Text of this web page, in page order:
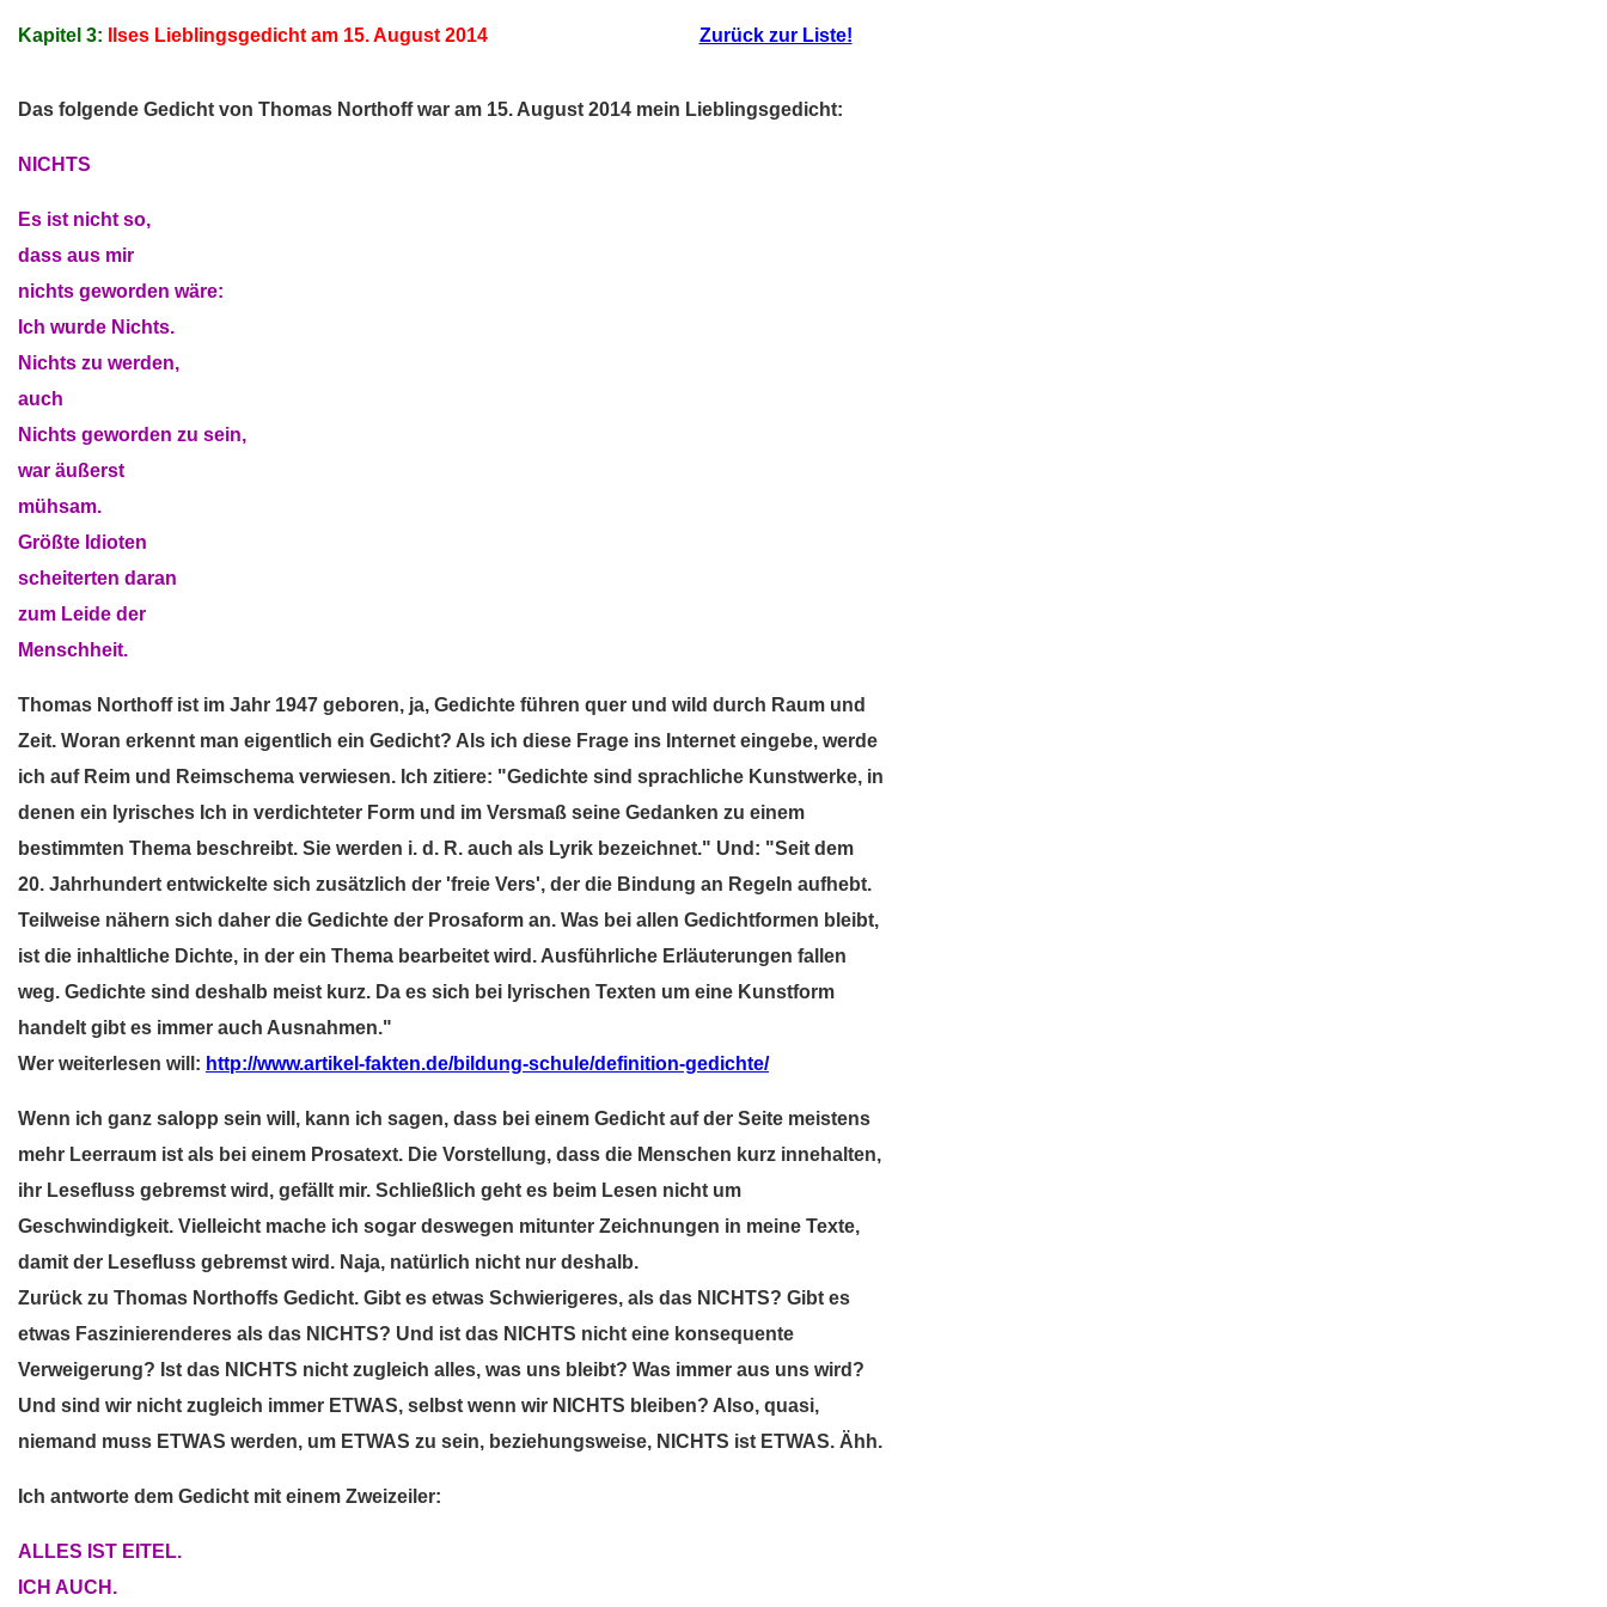
Kapitel 3: Ilses Lieblingsgedicht am 15. August 2014 Zurück zur Liste!
Das folgende Gedicht von Thomas Northoff war am 15. August 2014 mein Lieblingsgedicht:
NICHTS
Es ist nicht so,
dass aus mir
nichts geworden wäre:
Ich wurde Nichts.
Nichts zu werden,
auch
Nichts geworden zu sein,
war äußerst
mühsam.
Größte Idioten
scheiterten daran
zum Leide der
Menschheit.
Thomas Northoff ist im Jahr 1947 geboren, ja, Gedichte führen quer und wild durch Raum und
Zeit. Woran erkennt man eigentlich ein Gedicht? Als ich diese Frage ins Internet eingebe, werde
ich auf Reim und Reimschema verwiesen. Ich zitiere: "Gedichte sind sprachliche Kunstwerke, in
denen ein lyrisches Ich in verdichteter Form und im Versmaß seine Gedanken zu einem
bestimmten Thema beschreibt. Sie werden i. d. R. auch als Lyrik bezeichnet." Und: "Seit dem
20. Jahrhundert entwickelte sich zusätzlich der 'freie Vers', der die Bindung an Regeln aufhebt.
Teilweise nähern sich daher die Gedichte der Prosaform an. Was bei allen Gedichtformen bleibt,
ist die inhaltliche Dichte, in der ein Thema bearbeitet wird. Ausführliche Erläuterungen fallen
weg. Gedichte sind deshalb meist kurz. Da es sich bei lyrischen Texten um eine Kunstform
handelt gibt es immer auch Ausnahmen."
Wer weiterlesen will: http://www.artikel-fakten.de/bildung-schule/definition-gedichte/
Wenn ich ganz salopp sein will, kann ich sagen, dass bei einem Gedicht auf der Seite meistens
mehr Leerraum ist als bei einem Prosatext. Die Vorstellung, dass die Menschen kurz innehalten,
ihr Lesefluss gebremst wird, gefällt mir. Schließlich geht es beim Lesen nicht um
Geschwindigkeit. Vielleicht mache ich sogar deswegen mitunter Zeichnungen in meine Texte,
damit der Lesefluss gebremst wird. Naja, natürlich nicht nur deshalb.
Zurück zu Thomas Northoffs Gedicht. Gibt es etwas Schwierigeres, als das NICHTS? Gibt es
etwas Faszinierenderes als das NICHTS? Und ist das NICHTS nicht eine konsequente
Verweigerung? Ist das NICHTS nicht zugleich alles, was uns bleibt? Was immer aus uns wird?
Und sind wir nicht zugleich immer ETWAS, selbst wenn wir NICHTS bleiben? Also, quasi,
niemand muss ETWAS werden, um ETWAS zu sein, beziehungsweise, NICHTS ist ETWAS. Ähh.
Ich antworte dem Gedicht mit einem Zweizeiler:
ALLES IST EITEL.
ICH AUCH.